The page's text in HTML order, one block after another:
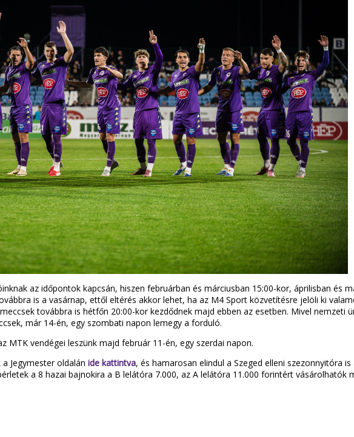
az időpontok kapcsán, hiszen februárban és márciusban 15:00-kor, áprilisban és
is a vasárnap, ettől eltérés akkor lehet, ha az M4 Sport közvetítésre jelöli ki
továbbra is hétfőn 20:00-kor kezdődnek majd ebben az esetben. Mivel nemzeti
már 14-én, egy szombati napon lemegy a forduló.
MTK vendégei leszünk majd február 11-én, egy szerdai napon.
Jegymester oldalán ide kattintva, és hamarosan elindul a Szeged elleni szezonnyitóra
a 8 hazai bajnokira a B lelátóra 7.000, az A lelátóra 11.000 forintért vásárolhatók